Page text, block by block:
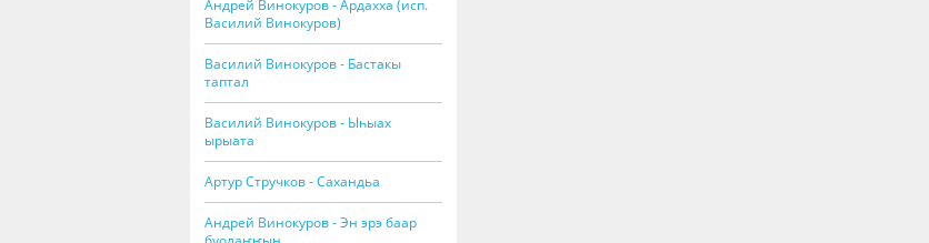
Андрей Винокуров - Ардахха (исп.
Василий Винокуров)
Василий Винокуров - Бастакы
таптал
Василий Винокуров - Ыһыах
ырыата
Артур Стручков - Сахандьа
Андрей Винокуров - Эн эрэ баар